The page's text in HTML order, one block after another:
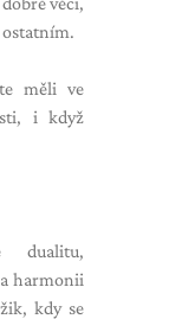
ostatním.
měli ve
i když
dualitu,
harmonii
kdy se